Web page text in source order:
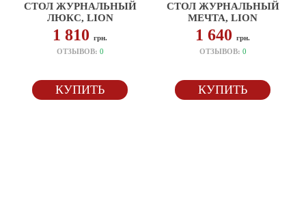
СТОЛ ЖУРНАЛЬНЫЙ
ЛЮКС, LION
1 810грн.
ОТЗЫВОВ: 0
КУПИТЬ
СТОЛ ЖУРНАЛЬНЫЙ
МЕЧТА, LION
1 640грн.
ОТЗЫВОВ: 0
КУПИТЬ